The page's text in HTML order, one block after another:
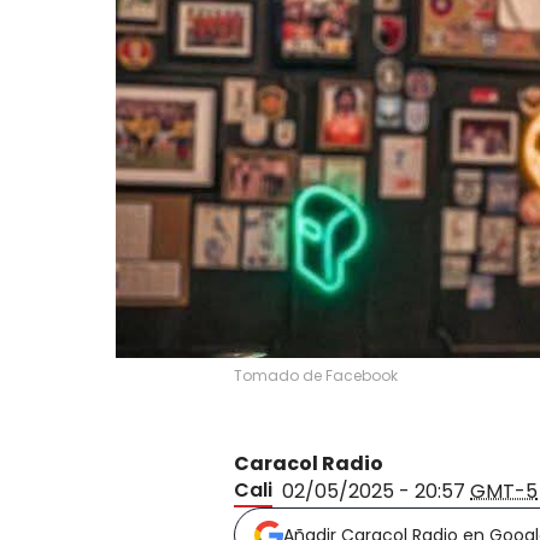
Tomado de Facebook
Caracol Radio
Cali 02/05/2025 - 20:57 GMT-5